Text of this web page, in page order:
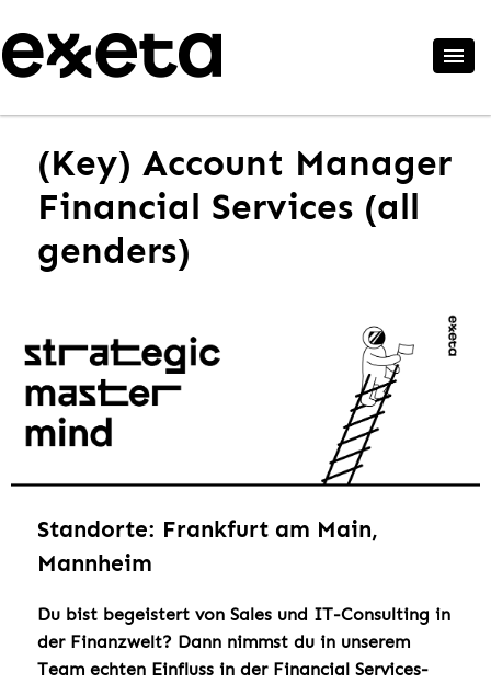
(Key) Account Manager
Financial Services (all
genders)
Standorte: Frankfurt am Main,
Mannheim
Du bist begeistert von Sales und IT-Consulting in
der Finanzwelt? Dann nimmst du in unserem
Team echten Einfluss in der Financial Services-